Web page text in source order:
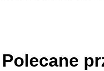
Polecane